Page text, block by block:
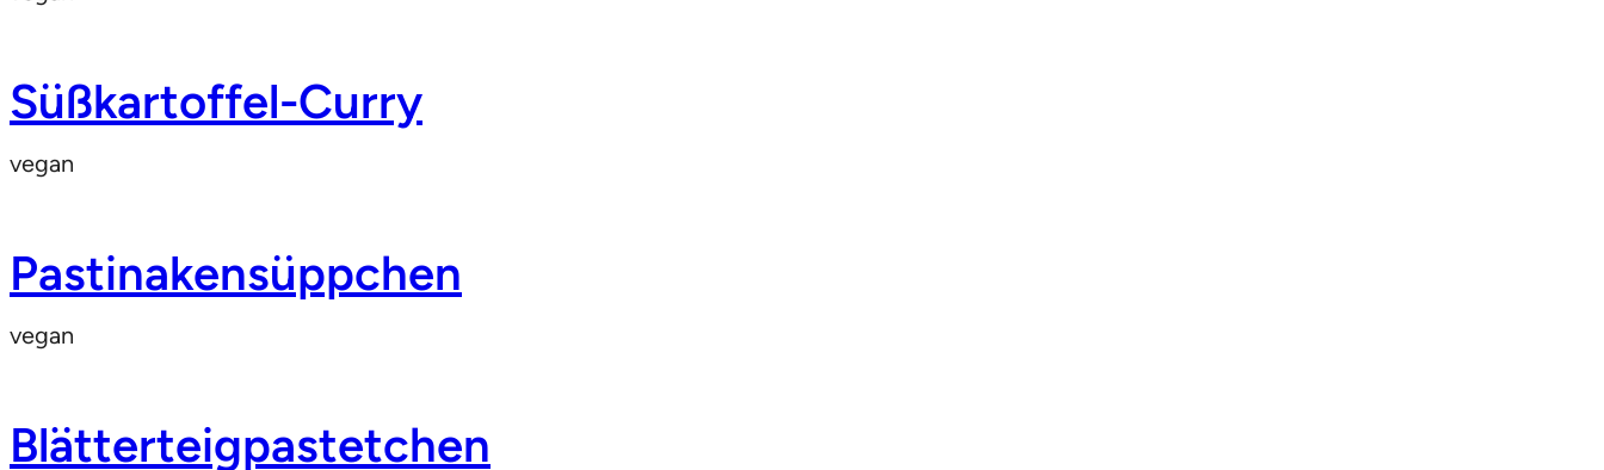
Süßkartoffel-Curry
vegan
Pastinakensüppchen
vegan
Blätterteigpastetchen